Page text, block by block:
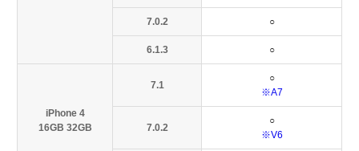
7.0.2 ○
6.1.3 ○
iPhone 4
16GB 32GB
7.1
○
※A7
7.0.2
○
※V6